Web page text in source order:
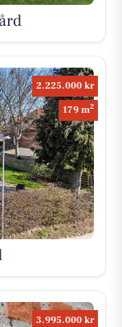
2.225.000 kr
179 m2
3.995.000 kr